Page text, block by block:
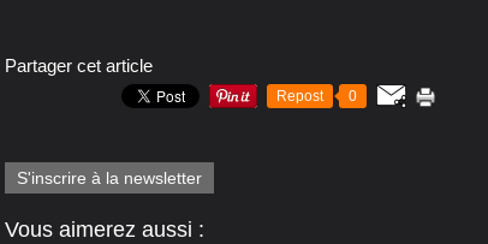
Partager cet article
Repost 0
S'inscrire à la newsletter
Vous aimerez aussi :